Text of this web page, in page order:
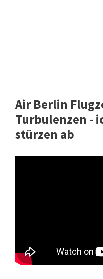
Air Berlin
Turbulenzen -
stürzen ab